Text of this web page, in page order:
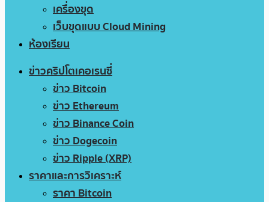
เครื่องขุด
เว็บขุดแบบ Cloud Mining
ห้องเรียน
ข่าวคริปโตเคอเรนซี่
ข่าว Bitcoin
ข่าว Ethereum
ข่าว Binance Coin
ข่าว Dogecoin
ข่าว Ripple (XRP)
ราคาและการวิเคราะห์
ราคา Bitcoin